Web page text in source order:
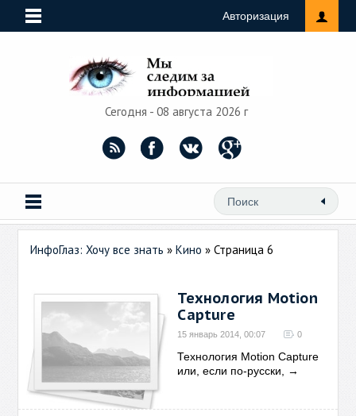
Авторизация
Сегодня - 08 августа 2026 г
ИнфоГлаз: Хочу все знать »Кино » Страница 6
Технология Motion
Capture
15 январь 2014, 00:07 0
Технология Motion Capture
или, если по-русски,
→